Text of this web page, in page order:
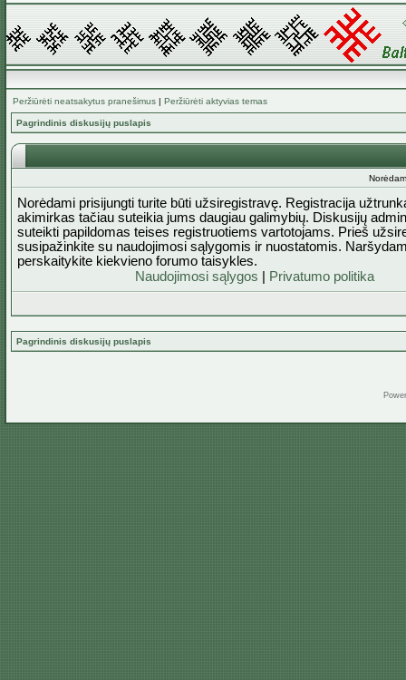
Peržiūrėti neatsakytus pranešimus | Peržiūrėti aktyvias temas
Pagrindinis diskusijų puslapis
Norėdami prisijungti turite būti užsiregistravę. Registracija
akimirkas tačiau suteikia jums daugiau galimybių. Diskusijų
suteikti papildomas teises registruotiems vartotojams. Prieš
susipažinkite su naudojimosi sąlygomis ir nuostatomis.
perskaitykite kiekvieno forumo taisykles.
Naudojimosi sąlygos
Privatumo politika
Pagrindinis diskusijų puslapis